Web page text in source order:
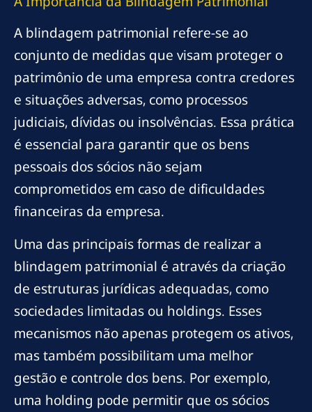
A blindagem patrimonial refere-se ao
conjunto de medidas que visam proteger o
patrimônio de uma empresa contra credores
e situações adversas, como processos
judiciais, dívidas ou insolvências. Essa prática
é essencial para garantir que os bens
pessoais dos sócios não sejam
comprometidos em caso de dificuldades
financeiras da empresa.
Uma das principais formas de realizar a
blindagem patrimonial é através da criação
de estruturas jurídicas adequadas, como
sociedades limitadas ou holdings. Esses
mecanismos não apenas protegem os ativos,
mas também possibilitam uma melhor
gestão e controle dos bens. Por exemplo,
uma holding pode permitir que os sócios